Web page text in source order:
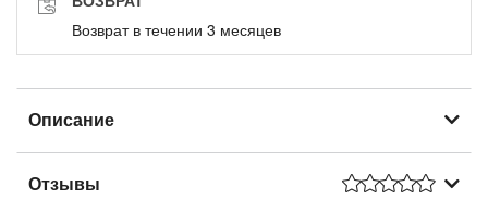
Возврат в течении 3 месяцев
Описание
Отзывы